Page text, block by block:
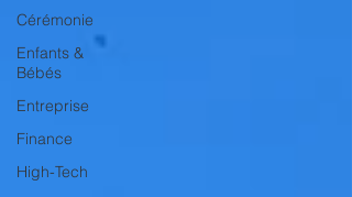
Cérémonie
Enfants &
Bébés
Entreprise
Finance
High-Tech